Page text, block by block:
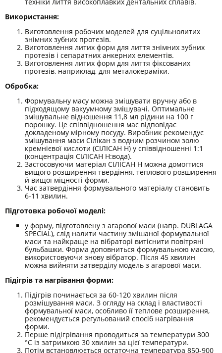
Використання:
Виготовлення робочих моделей для суцільнолитих
знімних зубних протезів.
Виготовлення литих форм для лиття знімних зубних
протезів і сепаратних анкерних елементів.
Виготовлення литих форм для лиття фіксованих
протезів, наприклад, для металокераміки.
Обробка:
Формувальну масу можна змішувати вручну або в
підходящому вакуумному змішувачі. Оптимальне
змішувальне відношення 11,8 мл рідини на 100 г
порошку. Це співвідношення мас відповідає
докладеному мірному посуду. Виробник рекомендує
змішування маси Сілікан з водним розчином золю
кремнієвої кислоти (СІЛІСАН Н) у співвідношенні 1:1
(концентрація СІЛІСАН Н:вода).
Застосовуючи матеріал СІЛІСАН Н можна домогтися
вищого розширення твердіння, теплового розширення
й вищої міцності форми.
Час затвердіння формувального матеріалу становить
6-11 хвилин.
Підготовка робочої моделі:
у форму, підготовлену з агарової маси (напр. DUBLAGA
SPECIAL), слід налити частину змішаної формувальної
маси та найкраще на вібраторі витіснити повітряні
бульбашки. Форма доповниться формувальною масою,
використовуючи знову вібратор. Після 45 хвилин
можна вийняти затверділу модель з агарової маси.
Підігрів та нагрівання форми:
Підігрів починається за 60-120 хвилин після
розмішування маси. З огляду на склад і властивості
формувальної маси, особливо її теплове розширення,
рекомендується регульований спосіб нагрівання
форми.
Перше підігрівання проводиться за температури 300
°С із затримкою 30 хвилин за цієї температури.
Потім встановлюється остаточна температура 850-900